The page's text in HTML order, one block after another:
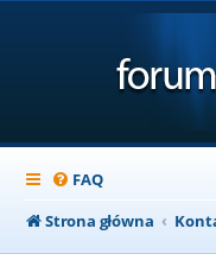
FAQ
Strona główna